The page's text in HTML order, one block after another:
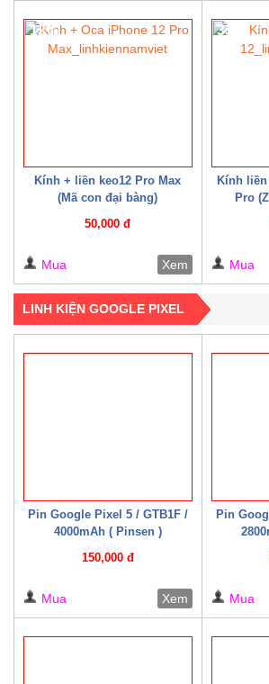
Kính + liền keo12 Pro Max
(Mã con đại bàng)
50,000 đ
12%
Mua Xem
Kính liền
Pro
33%
Mua
LINH KIỆN GOOGLE PIXEL
Pin Google Pixel 5 / GTB1F /
4000mAh ( Pinsen )
150,000 đ
Mua Xem
Pin
Mua